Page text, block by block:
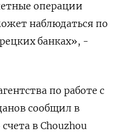
операции
наблюдаться по
банках», -
по работе с
сообщил в
в Chouzhou